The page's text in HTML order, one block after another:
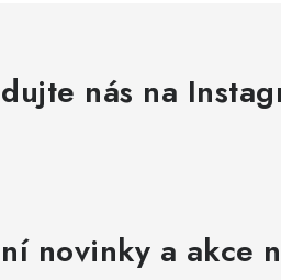
nás na
novinky a akce